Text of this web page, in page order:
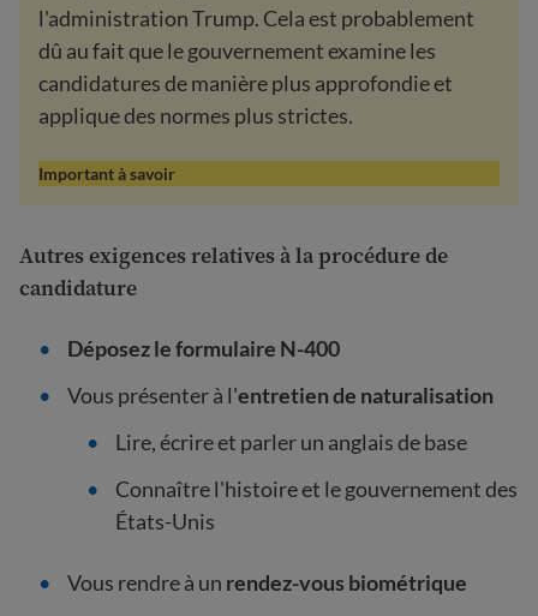
l'administration Trump. Cela est probablement
dû au fait que le gouvernement examine les
candidatures de manière plus approfondie et
applique des normes plus strictes.
Important à savoir
Autres exigences relatives à la procédure de
candidature
Déposez le formulaire N-400
Vous présenter à l'entretien de naturalisation
Lire, écrire et parler un anglais debase
Connaître l'histoire et le gouvernement des
États-Unis
Vous rendre à un rendez-vous biométrique